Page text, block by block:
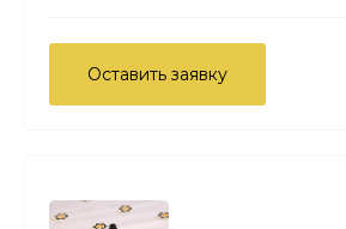
Оставить заявку